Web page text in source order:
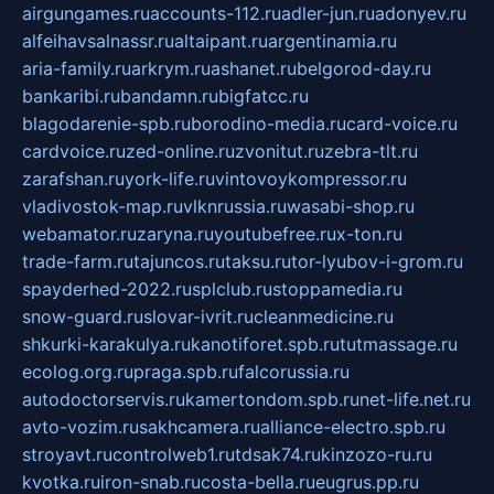
airgungames.ruaccounts-112.ruadler-jun.ruadonyev.ru
alfeihavsalnassr.rualtaipant.ruargentinamia.ru
aria-family.ruarkrym.ruashanet.rubelgorod-day.ru
bankaribi.rubandamn.rubigfatcc.ru
blagodarenie-spb.ruborodino-media.rucard-voice.ru
cardvoice.ruzed-online.ruzvonitut.ruzebra-tlt.ru
zarafshan.ruyork-life.ruvintovoykompressor.ru
vladivostok-map.ruvlknrussia.ruwasabi-shop.ru
webamator.ruzaryna.ruyoutubefree.rux-ton.ru
trade-farm.rutajuncos.rutaksu.rutor-lyubov-i-grom.ru
spayderhed-2022.rusplclub.rustoppamedia.ru
snow-guard.ruslovar-ivrit.rucleanmedicine.ru
shkurki-karakulya.rukanotiforet.spb.rututmassage.ru
ecolog.org.rupraga.spb.rufalcorussia.ru
autodoctorservis.rukamertondom.spb.runet-life.net.ru
avto-vozim.rusakhcamera.rualliance-electro.spb.ru
stroyavt.rucontrolweb1.rutdsak74.rukinzozo-ru.ru
kvotka.ruiron-snab.rucosta-bella.rueugrus.pp.ru